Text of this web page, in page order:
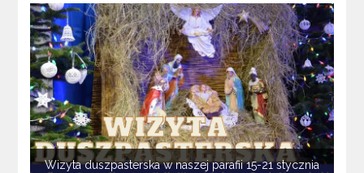
Wizyta duszpasterska w naszej parafii 15-21 stycznia